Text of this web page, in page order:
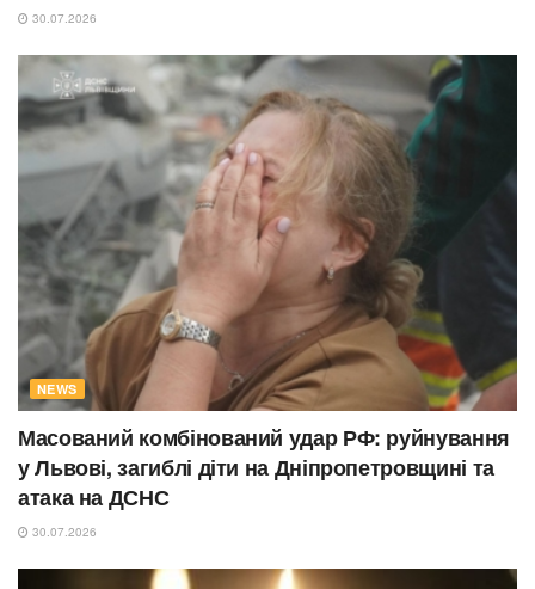
30.07.2026
NEWS
Масований комбінований удар РФ: руйнування
у Львові, загиблі діти на Дніпропетровщині та
атака на ДСНС
30.07.2026